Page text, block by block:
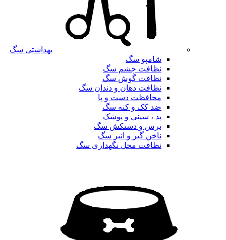
بهداشتی سگ
شامپو سگ
نظافت چشم سگ
نظافت گوش سگ
نظافت دهان و دندان سگ
محافظت دست و پا
ضد کک و کنه سگ
پد ، سینی و پوشک
برس و دستکش سگ
ناخن گیر و انبر سگ
نظافت محل نگهداری سگ